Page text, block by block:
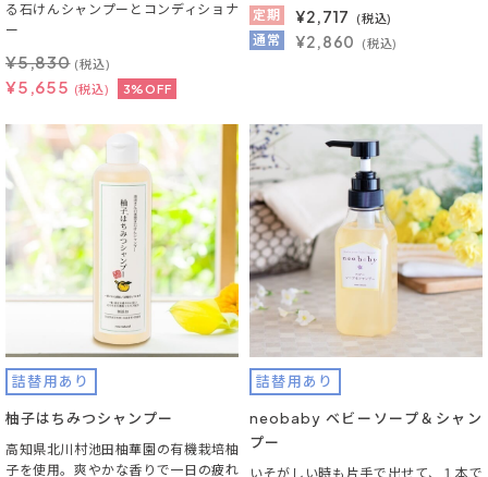
る石けんシャンプーとコンディショナ
ー
¥5,655 (税込) 3%OFF
¥5,830 (税込)
定期
¥2,717 (税込)
通常 ¥2,860 (税込)
詰替用あり
柚子はちみつシャンプー
高知県北川村池田柚華園の有機栽培柚
子を使用。爽やかな香りで一日の疲れ
詰替用あり
neobaby ベビーソープ＆シャン
プー
いそがしい時も片手で出せて、１本で